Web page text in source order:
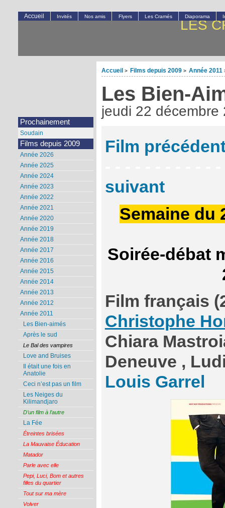
LES
Accueil > Films depuis 2009 > Année 2011
Les Bien-
jeudi 22 décembre
Film
suivant
Semaine du
Soirée-débat
Film français
Christophe
Chiara
Deneuve ,
Louis Garrel
Accueil Invités Nos amis Flyers Les Cramés Diaporama
Prochainement
Soudain
Films depuis 2009
Année 2026
Année 2025
Année 2024
Année 2023
Année 2022
Année 2021
Année 2020
Année 2019
Année 2018
Année 2017
Année 2016
Année 2015
Année 2014
Année 2013
Année 2012
Année 2011
Les Bien-aimés
Après le sud
Le Bal des vampires
Love and Bruises
Il était une fois en
Anatolie
Ceci n’est pas un film
Les Neiges du
Kilimandjaro
D’un film à l’autre
La Fée
Étreintes brisées
La Mauvaise Éducation
Matador
Parle avec elle
Pepi, Luci, Bom et autres
filles du quartier
Tout sur ma mère
Volver